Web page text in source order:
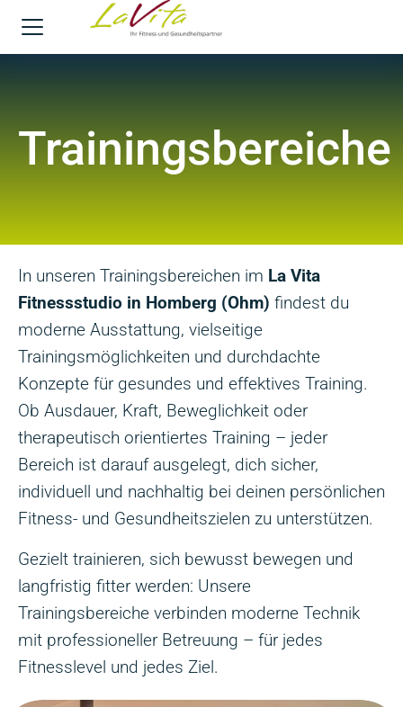
Trainingsbereiche
In unseren Trainingsbereichen im La Vita
Fitnessstudio in Homberg (Ohm) findest du
moderne Ausstattung, vielseitige
Trainingsmöglichkeiten und durchdachte
Konzepte für gesundes und effektives Training.
Ob Ausdauer, Kraft, Beweglichkeit oder
therapeutisch orientiertes Training – jeder
Bereich ist darauf ausgelegt, dich sicher,
individuell und nachhaltig bei deinen persönlichen
Fitness- und Gesundheitszielen zu unterstützen.
Gezielt trainieren, sich bewusst bewegen und
langfristig fitter werden: Unsere
Trainingsbereiche verbinden moderne Technik
mit professioneller Betreuung – für jedes
Fitnesslevel und jedes Ziel.